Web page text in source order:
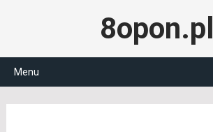
8opon.pl
Menu